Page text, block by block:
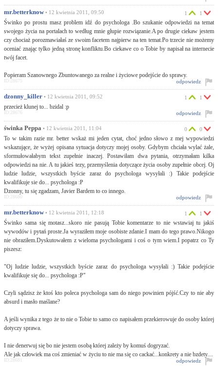
mr.betterknow• 12 kwietnia 2011, 09:50
Świnko po prostu masz problem idź do psychologa .Bo szukanie odpowiedzi na temat
swojego życia na portalach to według mnie głupie rozwiązanie.A po drugie ciekaw jestem
czy chociaż porozmawiałaś ze swoim facetem najpierw na ten temat.Po trzecie nie możemy
oceniać znając tylko jedną stronę konfliktu.Bo ciekawe co o Tobie by napisał na internecie
twój facet.
Popieram Szanownego Zbuntowanego za realne i życiowe podejście do sprawy.
1 1
odpowiedz
ID:28675
dzonny_killer • 12 kwietnia 2011, 09:52
przecież klunej to... bzidal :p
1 1
odpowiedz
ID:28676
świnka Peppa • 12 kwietnia 2011, 11:04
To w takim razie mr. better wskaż mi jeden cytat, choć jedno słowo z mej wypowiedzi
wskazujące, że wyżej opisana sytuacja dotyczy mojej osoby. Gdybym chciała wylać żale,
sformułowałabym tekst zupełnie inaczej. Postawiłam dwa pytania, otrzymałam kilka
odpowiedzi na nie. A tu jakieś tezy, przemyślenia dotyczące życia osoby zupełnie obcej. Oj
ludzie ludzie, wszystkich byście zaraz do psychologa wysyłali :) Takie podejście
kwalifikuje sie do... psychologa :P
Dzonny, tu się zgadzam, Javier Bardem to co innego.
0 0
odpowiedz
ID:28680
mr.betterknow• 12 kwietnia 2011, 12:18
Świnko sama się motasz...skoro nie pasują Tobie komentarze to nie wstawiaj tu jakiś
wywodów i pytań proste.Ja wyraziłem moje osobiste zdanie.I mam do tego prawo.Nikogo
nie obraziłem.Dyskutowałem z wieloma psychologami i coś o tym wiem.I popatrz co Ty
piszesz:
"Oj ludzie ludzie, wszystkich byście zaraz do psychologa wysyłali :) Takie podejście
kwalifikuje się do... psychologa :P"
Czyli sądzisz że ktoś kto poleca psychologa sam do niego powinien pójść.Czy to nie aby
absurd i masło maślane?
A jeśli wynika z tego że to nie o Tobie to samo co napisałem przekierowuje do osoby której
dotyczy sprawa.
I nie denerwuj się bo nie jestem osobą której zależy by komuś dogryzać.
Ale jak człowiek ma coś zmieniać w życiu to nie ma się co cackać...konkrety a nie bzdety....
1 1
odpowiedz
ID:28681